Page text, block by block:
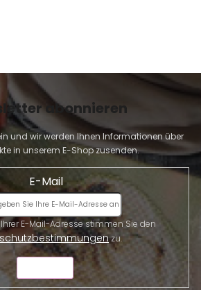
abonnieren
und wir werden Ihnen Informationen über
in unserem E-Shop zusenden.
E-Mail
zu.